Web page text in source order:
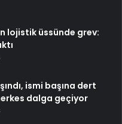
lojistik üssünde grev:
ismi başına dert
dalga geçiyor